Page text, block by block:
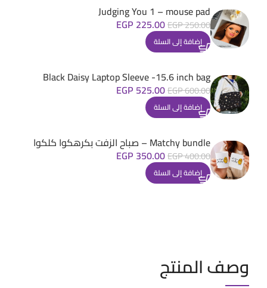
Judging You 1 – mouse pad
EGP250.00
EGP 225.00
إضافة إلى السلة
Black Daisy Laptop Sleeve -15.6 inch bag
EGP600.00
EGP 525.00
إضافة إلى السلة
Matchy bundle – صباح الزفت بكرهكوا كلكوا
EGP400.00
EGP 350.00
إضافة إلى السلة
وصف المنتج